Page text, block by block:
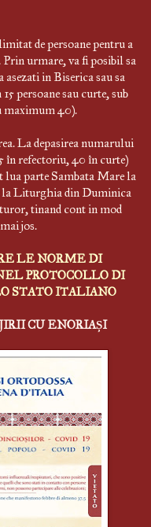
de persoane pentru a
Prin urmare, va fi posibil sa
in Biserica sau sa
persoane sau curte, sub
maximum 40).
La depasirea numarului
în refectoriu, 40 în curte)
lua parte Sambata Mare la
la Liturghia din Duminica
tinand cont in mod
jos.
LE NORME DI
PROTOCOLLO DI
STATO ITALIANO
CU ENORIAȘI